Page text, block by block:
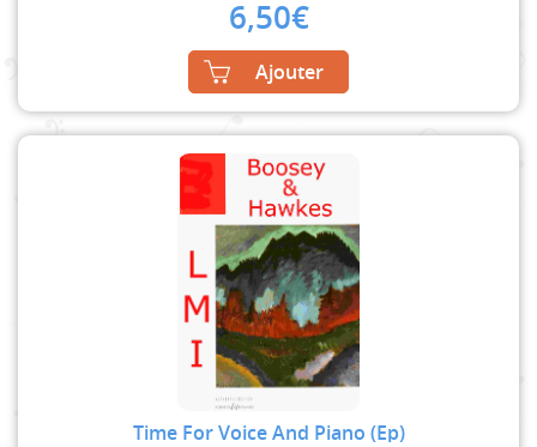
6,50€
Ajouter
Time For Voice And Piano (Ep)